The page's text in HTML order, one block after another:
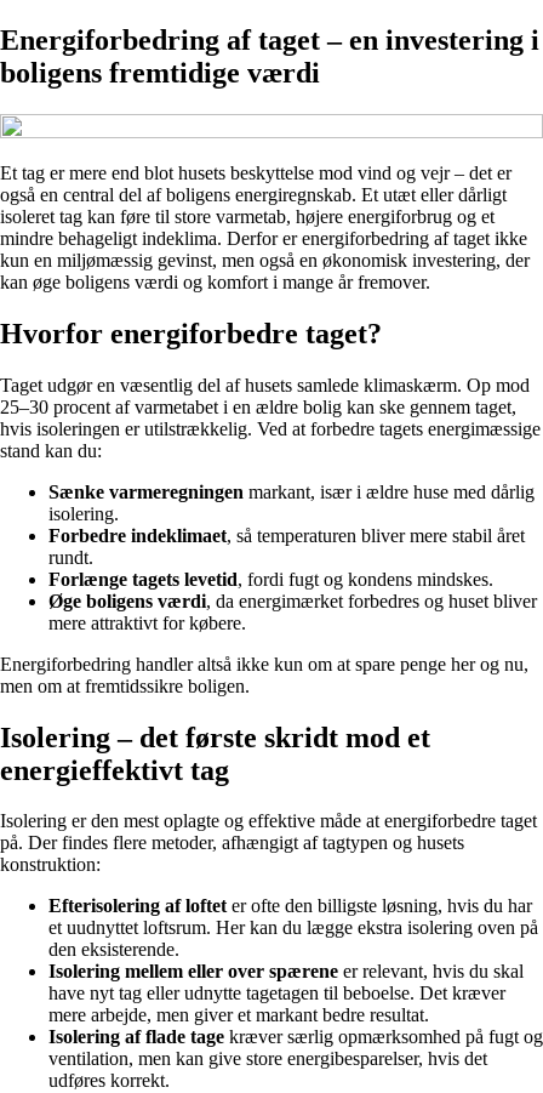
Energiforbedring af taget – en investering i
boligens fremtidige værdi
Et tag er mere end blot husets beskyttelse mod vind og vejr – det er
også en central del af boligens energiregnskab. Et utæt eller dårligt
isoleret tag kan føre til store varmetab, højere energiforbrug og et
mindre behageligt indeklima. Derfor er energiforbedring af taget ikke
kun en miljømæssig gevinst, men også en økonomisk investering, der
kan øge boligens værdi og komfort i mange år fremover.
Hvorfor energiforbedre taget?
Taget udgør en væsentlig del af husets samlede klimaskærm. Op mod
25–30 procent af varmetabet i en ældre bolig kan ske gennem taget,
hvis isoleringen er utilstrækkelig. Ved at forbedre tagets energimæssige
stand kan du:
Sænke varmeregningen markant, især i ældre huse med dårlig
isolering.
Forbedre indeklimaet, så temperaturen bliver mere stabil året
rundt.
Forlænge tagets levetid, fordi fugt og kondens mindskes.
Øge boligens værdi, da energimærket forbedres og huset bliver
mere attraktivt for købere.
Energiforbedring handler altså ikke kun om at spare penge her og nu,
men om at fremtidssikre boligen.
Isolering – det første skridt mod et
energieffektivt tag
Isolering er den mest oplagte og effektive måde at energiforbedre taget
på. Der findes flere metoder, afhængigt af tagtypen og husets
konstruktion:
Efterisolering af lofteter ofte den billigste løsning, hvis du har
et uudnyttet loftsrum. Her kan du lægge ekstra isolering oven på
den eksisterende.
Isolering mellem eller over spærene er relevant, hvis du skal
have nyt tag eller udnytte tagetagen til beboelse. Det kræver
mere arbejde, men giver et markant bedre resultat.
Isolering af flade tage kræver særlig opmærksomhed på fugt og
ventilation, men kan give store energibesparelser, hvis det
udføres korrekt.